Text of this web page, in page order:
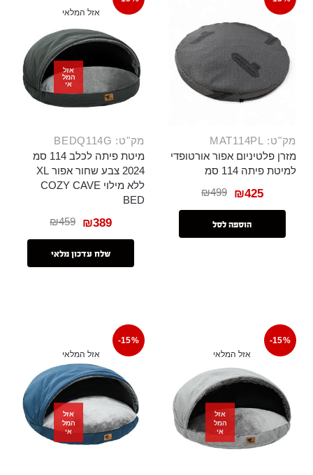
מק"ט: MAT114PL
מזרן פלטיניום אפור אורטופדי
למיטת פיתה 114 סמ
₪499 ₪425
הוספה לסל
אזל המלאי
אזל
המל
אי
מק"ט: BEDQ114G
מיטת פיתה לכלב 114 סמ
2024 צבע שחור אפור XL
ללא מילוי COZY CAVE
BED
₪459 ₪389
שלח עדכון מלאי
-15%
אזל המלאי
אזל
המל
אי
-15%
אזל המלאי
אזל
המל
אי